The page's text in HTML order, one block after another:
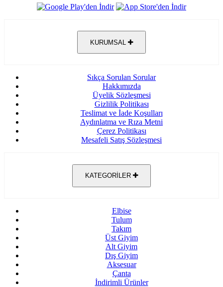
KURUMSAL
Sıkça Sorulan Sorular
Hakkımızda
Üyelik Sözleşmesi
Gizlilik Politikası
Teslimat ve İade Koşulları
Aydınlatma ve Rıza Metni
Çerez Politikası
Mesafeli Satış Sözleşmesi
KATEGORİLER
Elbise
Tulum
Takım
Üst Giyim
Alt Giyim
Dış Giyim
Aksesuar
Çanta
İndirimli Ürünler